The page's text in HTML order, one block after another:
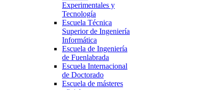
Experimentales y
Tecnología
Escuela Técnica
Superior de Ingeniería
Informática
Escuela de Ingeniería
de Fuenlabrada
Escuela Internacional
de Doctorado
Escuela de másteres